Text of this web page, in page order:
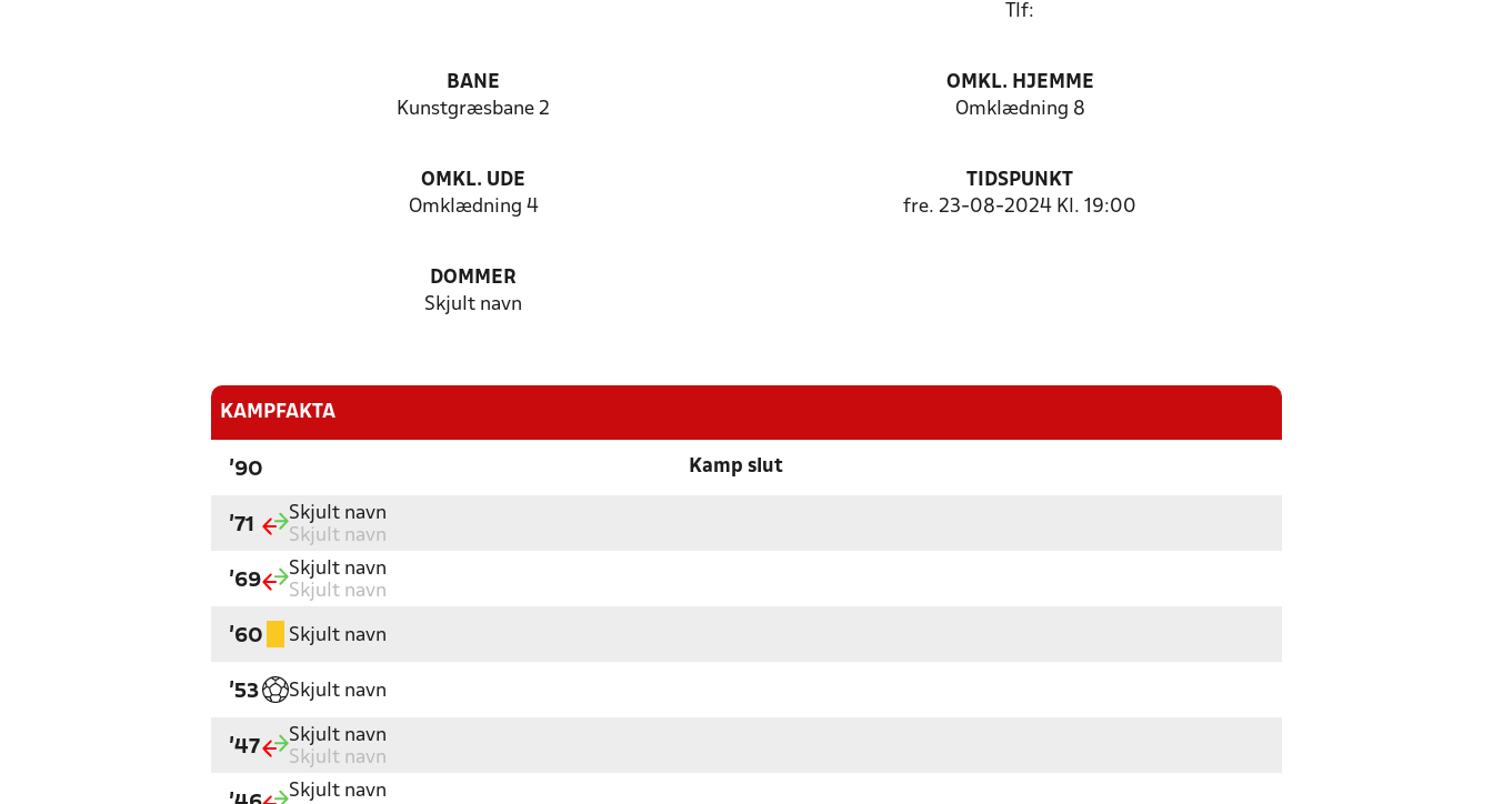
Tlf:
BANE
Kunstgræsbane 2
OMKL. HJEMME
Omklædning 8
OMKL. UDE
Omklædning 4
TIDSPUNKT
fre. 23-08-2024 Kl. 19:00
DOMMER
Skjult navn
KAMPFAKTA
'90 Kamp slut
'71
Skjult navn
Skjult navn
'69
Skjult navn
Skjult navn
'60 Skjult navn
'53 Skjult navn
'47
Skjult navn
Skjult navn
Skjult navn